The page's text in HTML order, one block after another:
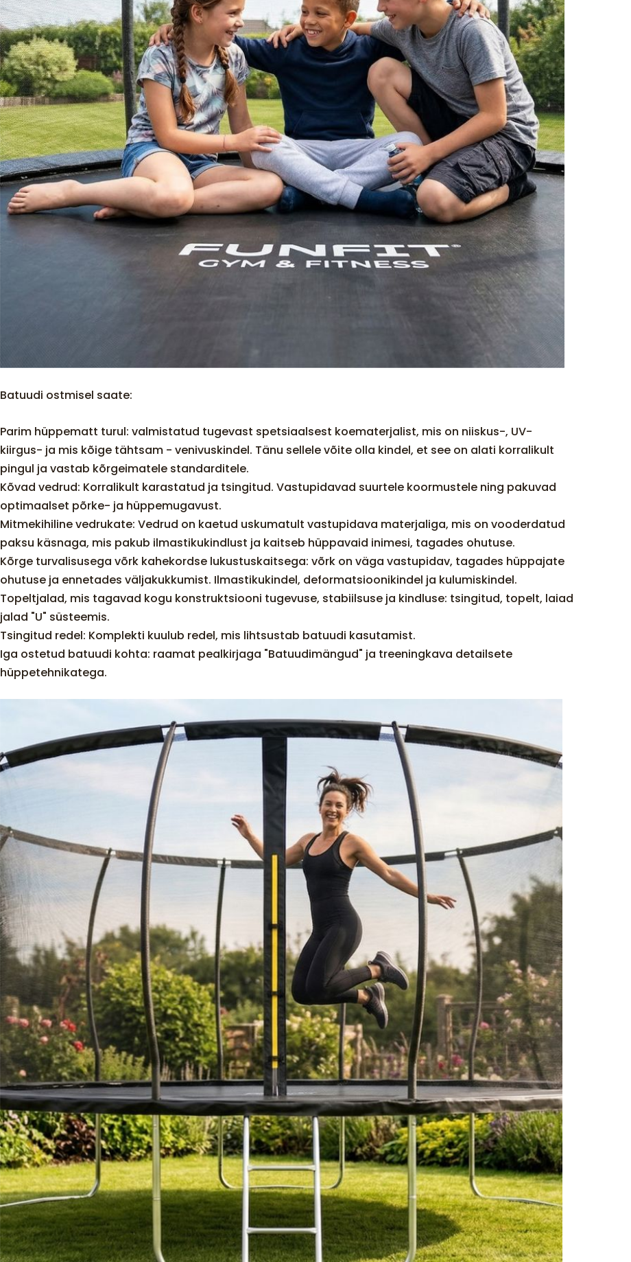
Batuudi ostmisel saate:
Parim hüppematt turul: valmistatud tugevast spetsiaalsest koematerjalist, mis on niiskus-, UV-
kiirgus- ja mis kõige tähtsam - venivuskindel. Tänu sellele võite olla kindel, et see on alati korralikult
pingul ja vastab kõrgeimatele standarditele.
Kõvad vedrud: Korralikult karastatud ja tsingitud. Vastupidavad suurtele koormustele ning pakuvad
optimaalset põrke- ja hüppemugavust.
Mitmekihiline vedrukate: Vedrud on kaetud uskumatult vastupidava materjaliga, mis on vooderdatud
paksu käsnaga, mis pakub ilmastikukindlust ja kaitseb hüppavaid inimesi, tagades ohutuse.
Kõrge turvalisusega võrk kahekordse lukustuskaitsega: võrk on väga vastupidav, tagades hüppajate
ohutuse ja ennetades väljakukkumist. Ilmastikukindel, deformatsioonikindel ja kulumiskindel.
Topeltjalad, mis tagavad kogu konstruktsiooni tugevuse, stabiilsuse ja kindluse: tsingitud, topelt, laiad
jalad "U" süsteemis.
Tsingitud redel: Komplekti kuulub redel, mis lihtsustab batuudi kasutamist.
Iga ostetud batuudi kohta: raamat pealkirjaga "Batuudimängud" ja treeningkava detailsete
hüppetehnikatega.